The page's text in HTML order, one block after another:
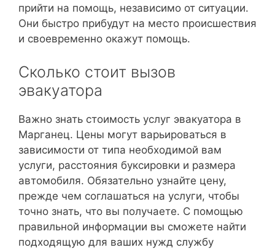
прийти на помощь, независимо от ситуации.
Они быстро прибудут на место происшествия
и своевременно окажут помощь.
Сколько стоит вызов
эвакуатора
Важно знать стоимость услуг эвакуатора в
Марганец. Цены могут варьироваться в
зависимости от типа необходимой вам
услуги, расстояния буксировки и размера
автомобиля. Обязательно узнайте цену,
прежде чем соглашаться на услуги, чтобы
точно знать, что вы получаете. С помощью
правильной информации вы сможете найти
подходящую для ваших нужд службу